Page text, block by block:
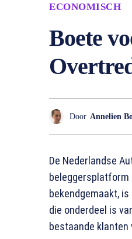
ECONOMISCH
Boete
Door Annelien
De Nederlandse
beleggersplatform
bekendgemaakt,
die onderdeel is
bestaande